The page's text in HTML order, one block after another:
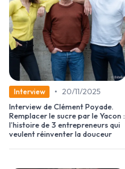
Interview • 20/11/2025
Interview de Clément Poyade.
Remplacer le sucre par le Yacon :
l’histoire de 3 entrepreneurs qui
veulent réinventer la douceur